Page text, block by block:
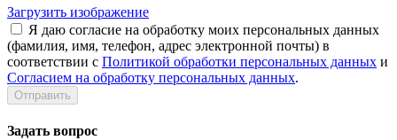
Загрузить изображение
Я даю согласие на обработку моих персональных данных
(фамилия, имя, телефон, адрес электронной почты) в
соответствии с Политикой обработки персональных данных и
Согласием на обработку персональных данных.
Задать вопрос